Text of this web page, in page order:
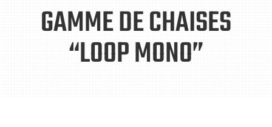
GAMME DE CHAISES
“LOOP MONO”